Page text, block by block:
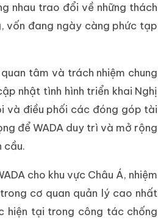
nhau trao đổi về những thách
vốn đang ngày càng phức tạp
tâm và trách nhiệm chung
nhật tình hình triển khai Nghị
và điều phối các đóng góp tài
để WADA duy trì và mở rộng
cầu.
cho khu vực Châu Á, nhiệm
cơ quan quản lý cao nhất
hiện tại trong công tác chống